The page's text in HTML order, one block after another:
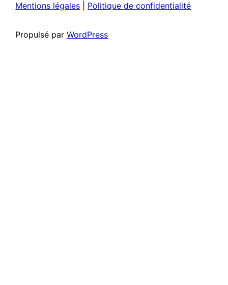
Mentions légales Politique de confidentialité
Propulsé parWordPress